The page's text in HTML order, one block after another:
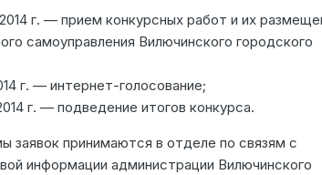
г. — прием конкурсных работ и их
самоуправления Вилючинского городского
г. — интернет-голосование;
г. — подведение итогов конкурса.
заявок принимаются в отделе по связям с
информации администрации Вилючинского